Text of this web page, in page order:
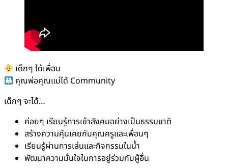
เด็กๆ ได้เพื่อน
คุณพ่อคุณแม่ได้ Community
เด็กๆ จะได้…
ค่อยๆ เรียนรู้การเข้าสังคมอย่างเป็นธรรมชาติ
สร้างความคุ้นเคยกับคุณครูและเพื่อนๆ
เรียนรู้ผ่านการเล่นและกิจกรรมในน้ำ
พัฒนาความมั่นใจในการอยู่ร่วมกับผู้อื่น